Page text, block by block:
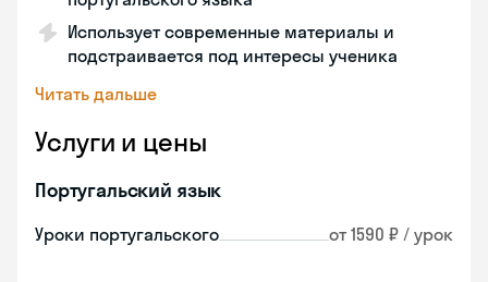
Использует современные материалы и
подстраивается под интересы ученика
Читать дальше
Услуги и цены
Португальский язык
Уроки португальского от 1590 ₽ / урок